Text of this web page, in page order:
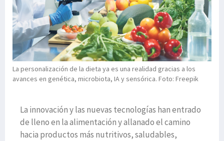
La personalización de la dieta ya es una realidad gracias a los
avances en genética, microbiota, IA y sensórica. Foto: Freepik
La innovación y las nuevas tecnologías han entrado
de lleno en la alimentación y allanado el camino
hacia productos más nutritivos, saludables,